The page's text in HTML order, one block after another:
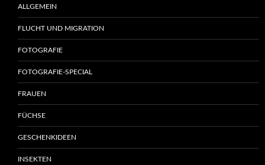
ALLGEMEIN
FLUCHT UND MIGRATION
FOTOGRAFIE
FOTOGRAFIE-SPECIAL
FRAUEN
FÜCHSE
GESCHENKIDEEN
INSEKTEN